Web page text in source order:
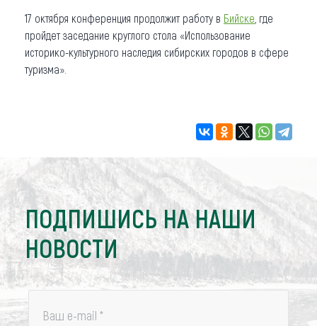
17 октября конференция продолжит работу в Бийске , где
пройдет заседание круглого стола «Использование
историко-культурного наследия сибирских городов в сфере
туризма».
ПОДПИШИСЬ НА НАШИ
НОВОСТИ
Ваш e-mail *